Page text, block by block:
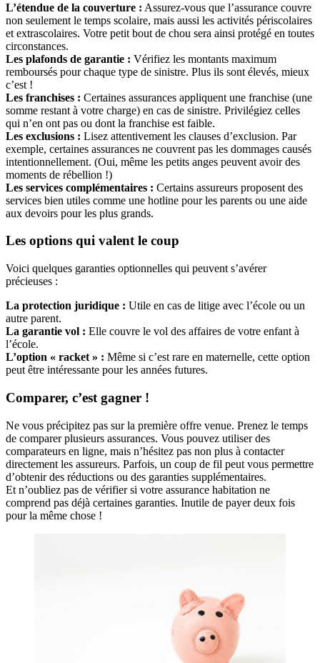
L’étendue de la couverture : Assurez-vous que l’assurance couvre
non seulement le temps scolaire, mais aussi les activités périscolaires
et extrascolaires. Votre petit bout de chou sera ainsi protégé en toutes
circonstances.
Les plafonds de garantie : Vérifiez les montants maximum
remboursés pour chaque type de sinistre. Plus ils sont élevés, mieux
c’est !
Les franchises : Certaines assurances appliquent une franchise (une
somme restant à votre charge) en cas de sinistre. Privilégiez celles
qui n’en ont pas ou dont la franchise est faible.
Les exclusions : Lisez attentivement les clauses d’exclusion. Par
exemple, certaines assurances ne couvrent pas les dommages causés
intentionnellement. (Oui, même les petits anges peuvent avoir des
moments de rébellion !)
Les services complémentaires : Certains assureurs proposent des
services bien utiles comme une hotline pour les parents ou une aide
aux devoirs pour les plus grands.
Les options qui valent le coup
Voici quelques garanties optionnelles qui peuvent s’avérer
précieuses :
La protection juridique : Utile en cas de litige avec l’école ou un
autre parent.
La garantie vol : Elle couvre le vol des affaires de votre enfant à
l’école.
L’option « racket » : Même si c’est rare en maternelle, cette option
peut être intéressante pour les années futures.
Comparer, c’est gagner !
Ne vous précipitez pas sur la première offre venue. Prenez le temps
de comparer plusieurs assurances. Vous pouvez utiliser des
comparateurs en ligne, mais n’hésitez pas non plus à contacter
directement les assureurs. Parfois, un coup de fil peut vous permettre
d’obtenir des réductions ou des garanties supplémentaires.
Et n’oubliez pas de vérifier si votre assurance habitation ne
comprend pas déjà certaines garanties. Inutile de payer deux fois
pour la même chose !